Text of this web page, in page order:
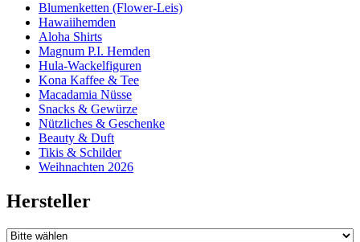
Blumenketten (Flower-Leis)
Hawaiihemden
Aloha Shirts
Magnum P.I. Hemden
Hula-Wackelfiguren
Kona Kaffee & Tee
Macadamia Nüsse
Snacks & Gewürze
Nützliches & Geschenke
Beauty & Duft
Tikis & Schilder
Weihnachten 2026
Hersteller